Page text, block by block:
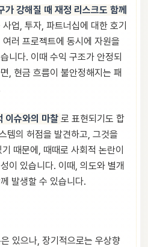
가 강해질 때 재정 리스크도 함께
업, 투자, 파트너십에 대한 호기
러 프로젝트에 동시에 자원을
니다. 이때 수익 구조가 안정되
, 현금 흐름이 불안정해지는 패
이슈와의 마찰 로 표현되기도 합
템의 허점을 발견하고, 그것을
때문에, 때때로 사회적 논란이
이 있습니다. 이때, 의도와 별개
발생할 수 있습니다.
있으나, 장기적으로는 우상향